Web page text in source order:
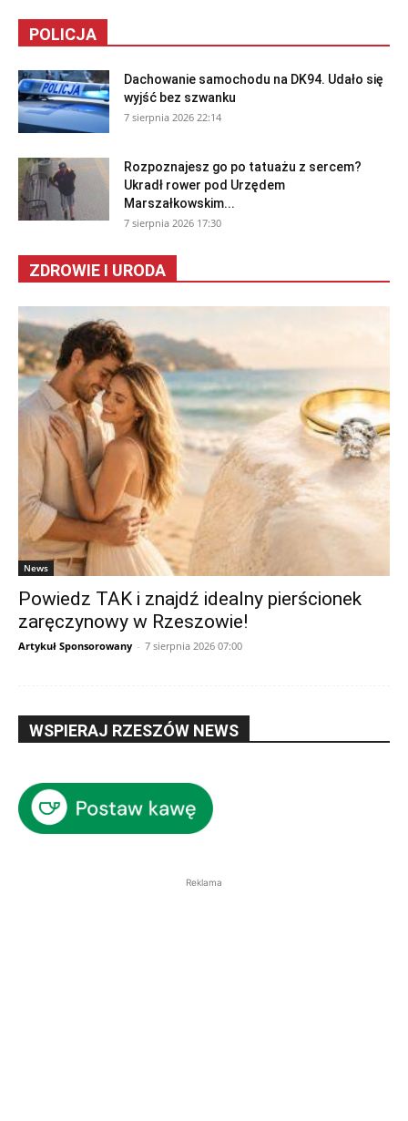
POLICJA
Dachowanie samochodu na DK94. Udało się
wyjść bez szwanku
7 sierpnia 2026 22:14
Rozpoznajesz go po tatuażu z sercem?
Ukradł rower pod Urzędem
Marszałkowskim...
7 sierpnia 2026 17:30
ZDROWIE I URODA
News
Powiedz TAK i znajdź idealny pierścionek
zaręczynowy w Rzeszowie!
Artykuł Sponsorowany - 7 sierpnia 2026 07:00
WSPIERAJ RZESZÓW NEWS
Reklama